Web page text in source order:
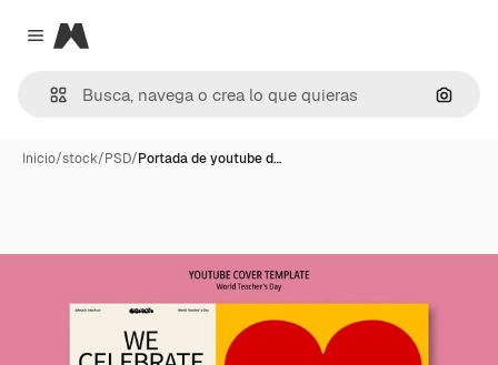
Close menu
Magnific
Inicio/stock/PSD/Portada de youtube d…